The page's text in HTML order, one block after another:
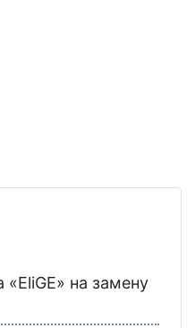
на замену